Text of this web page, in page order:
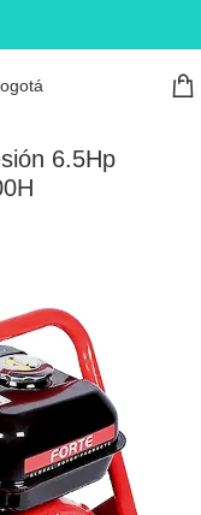
6.5Hp